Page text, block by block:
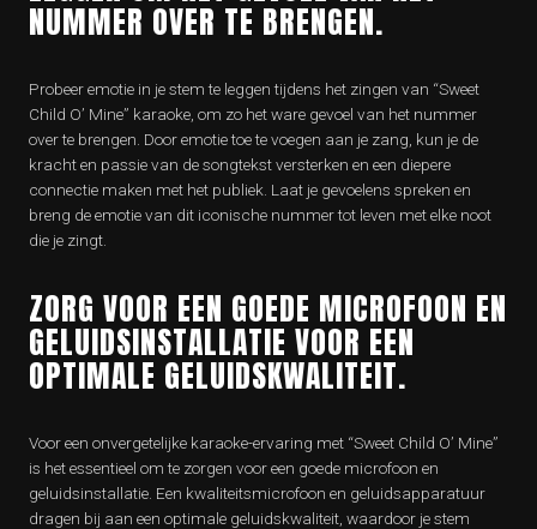
NUMMER OVER TE BRENGEN.
Probeer emotie in je stem te leggen tijdens het zingen van “Sweet
Child O’ Mine” karaoke, om zo het ware gevoel van het nummer
over te brengen. Door emotie toe te voegen aan je zang, kun je de
kracht en passie van de songtekst versterken en een diepere
connectie maken met het publiek. Laat je gevoelens spreken en
breng de emotie van dit iconische nummer tot leven met elke noot
die je zingt.
ZORG VOOR EEN GOEDE MICROFOON EN
GELUIDSINSTALLATIE VOOR EEN
OPTIMALE GELUIDSKWALITEIT.
Voor een onvergetelijke karaoke-ervaring met “Sweet Child O’ Mine”
is het essentieel om te zorgen voor een goede microfoon en
geluidsinstallatie. Een kwaliteitsmicrofoon en geluidsapparatuur
dragen bij aan een optimale geluidskwaliteit, waardoor je stem